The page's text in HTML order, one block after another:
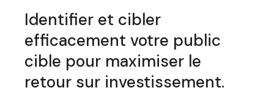
Identifier et cibler
efficacement votre public
cible pour maximiser le
retour sur investissement.